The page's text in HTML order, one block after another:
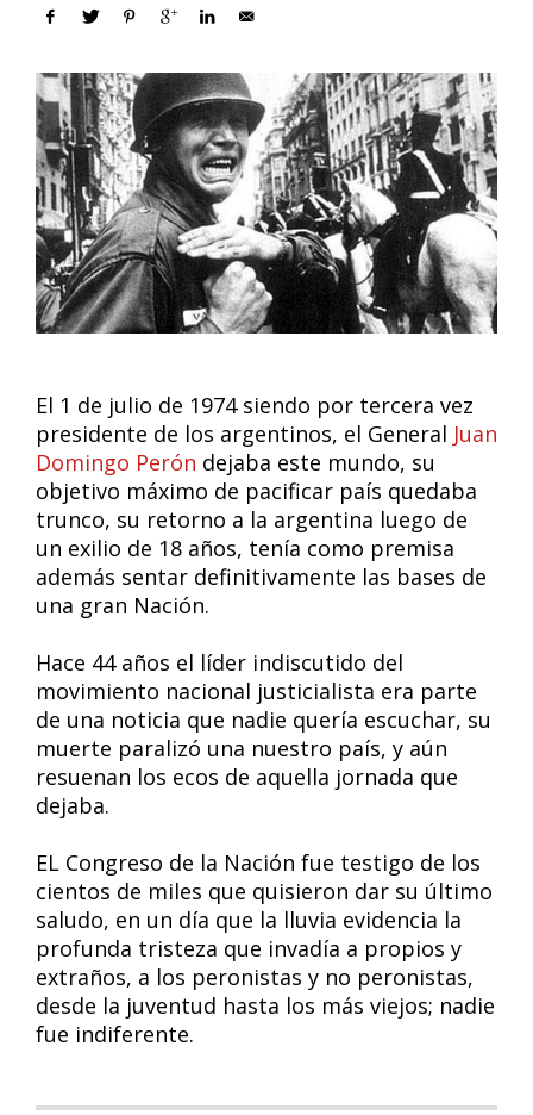
El 1 de julio de 1974 siendo por tercera vez
presidente de los argentinos, el General Juan
Domingo Perón dejaba este mundo, su
objetivo máximo de pacificar país quedaba
trunco, su retorno a la argentina luego de
un exilio de 18 años, tenía como premisa
además sentar definitivamente las bases de
una gran Nación.
Hace 44 años el líder indiscutido del
movimiento nacional justicialista era parte
de una noticia que nadie quería escuchar, su
muerte paralizó una nuestro país, y aún
resuenan los ecos de aquella jornada que
dejaba.
EL Congreso de la Nación fue testigo de los
cientos de miles que quisieron dar su último
saludo, en un día que la lluvia evidencia la
profunda tristeza que invadía a propios y
extraños, a los peronistas y no peronistas,
desde la juventud hasta los más viejos; nadie
fue indiferente.